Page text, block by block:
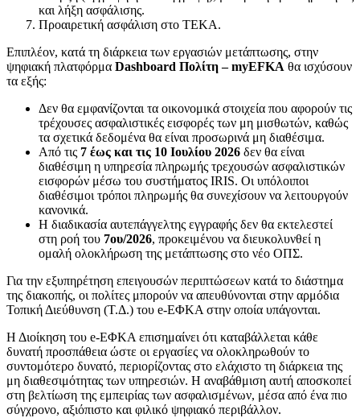
και λήξη ασφάλισης.
Προαιρετική ασφάλιση στο ΤΕΚΑ.
Επιπλέον, κατά τη διάρκεια των εργασιών μετάπτωσης, στην
ψηφιακή πλατφόρμα Dashboard Πολίτη – myEFKA θα ισχύσουν
τα εξής:
Δεν θα εμφανίζονται τα οικονομικά στοιχεία που αφορούν τις
τρέχουσες ασφαλιστικές εισφορές των μη μισθωτών, καθώς
τα σχετικά δεδομένα θα είναι προσωρινά μη διαθέσιμα.
Από τις 7 έως και τις 10 Ιουλίου 2026 δεν θα είναι
διαθέσιμη η υπηρεσία πληρωμής τρεχουσών ασφαλιστικών
εισφορών μέσω του συστήματος IRIS. Οι υπόλοιποι
διαθέσιμοι τρόποι πληρωμής θα συνεχίσουν να λειτουργούν
κανονικά.
Η διαδικασία αυτεπάγγελτης εγγραφής δεν θα εκτελεστεί
στη ροή του 7ου/2026, προκειμένου να διευκολυνθεί η
ομαλή ολοκλήρωση της μετάπτωσης στο νέο ΟΠΣ.
Για την εξυπηρέτηση επειγουσών περιπτώσεων κατά το διάστημα
της διακοπής, οι πολίτες μπορούν να απευθύνονται στην αρμόδια
Τοπική Διεύθυνση (Τ.Δ.) του e-ΕΦΚΑ στην οποία υπάγονται.
Η Διοίκηση του e-ΕΦΚΑ επισημαίνει ότι καταβάλλεται κάθε
δυνατή προσπάθεια ώστε οι εργασίες να ολοκληρωθούν το
συντομότερο δυνατό, περιορίζοντας στο ελάχιστο τη διάρκεια της
μη διαθεσιμότητας των υπηρεσιών. Η αναβάθμιση αυτή αποσκοπεί
στη βελτίωση της εμπειρίας των ασφαλισμένων, μέσα από ένα πιο
σύγχρονο, αξιόπιστο και φιλικό ψηφιακό περιβάλλον.